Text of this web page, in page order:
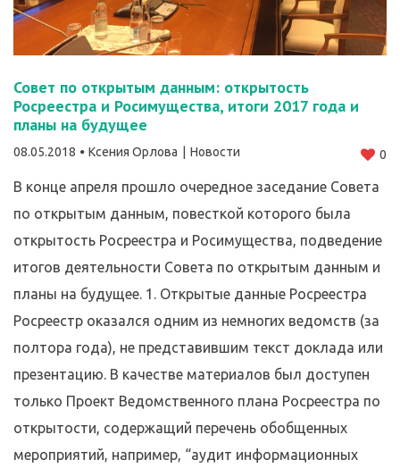
Совет по открытым данным: открытость
Росреестра и Росимущества, итоги 2017 года и
планы на будущее
08.05.2018 Ксения Орлова Новости 0
В конце апреля прошло очередное заседание Совета
по открытым данным, повесткой которого была
открытость Росреестра и Росимущества, подведение
итогов деятельности Совета по открытым данным и
планы на будущее. 1. Открытые данные Росреестра
Росреестр оказался одним из немногих ведомств (за
полтора года), не представившим текст доклада или
презентацию. В качестве материалов был доступен
только Проект Ведомственного плана Росреестра по
открытости, содержащий перечень обобщенных
мероприятий, например, “аудит информационных